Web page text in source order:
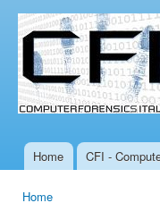
Menu principale
Home CFI -
Home